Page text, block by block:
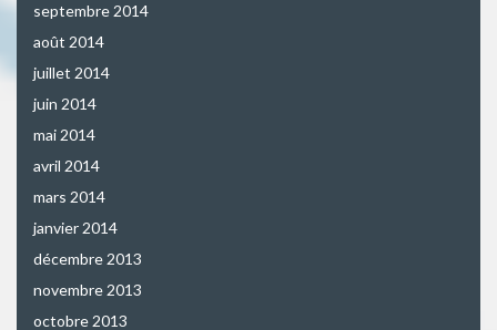
septembre 2014
août 2014
juillet 2014
juin 2014
mai 2014
avril 2014
mars 2014
janvier 2014
décembre 2013
novembre 2013
octobre 2013